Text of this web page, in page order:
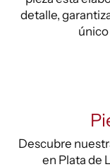
detalle,
Descubre
en Plata de